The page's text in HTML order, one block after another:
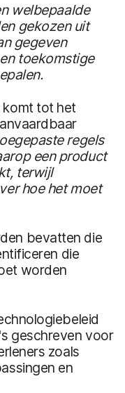
welbepaalde
gekozen uit
gegeven
toekomstige
komt tot het
regels
een product
terwijl
hoe het moet
bevatten die
die
worden
geschreven voor
zoals
en